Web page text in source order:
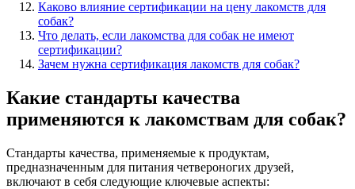
Каково влияние сертификации на цену лакомств для
собак?
Что делать, если лакомства для собак не имеют
сертификации?
Зачем нужна сертификация лакомств для собак?
Какие стандарты качества
применяются к лакомствам для собак?
Стандарты качества, применяемые к продуктам,
предназначенным для питания четвероногих друзей,
включают в себя следующие ключевые аспекты: